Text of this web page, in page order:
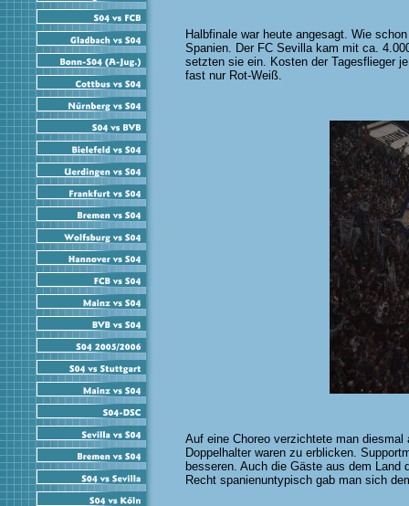
Halbfinale war heute angesagt. Wie
Spanien. Der FC Sevilla kam mit ca.
setzten sie ein. Kosten der Tagesflieger
fast nur Rot-Weiß.
Auf eine Choreo verzichtete man
Doppelhalter waren zu erblicken.
besseren. Auch die Gäste aus dem Land
Recht spanienuntypisch gab man sich